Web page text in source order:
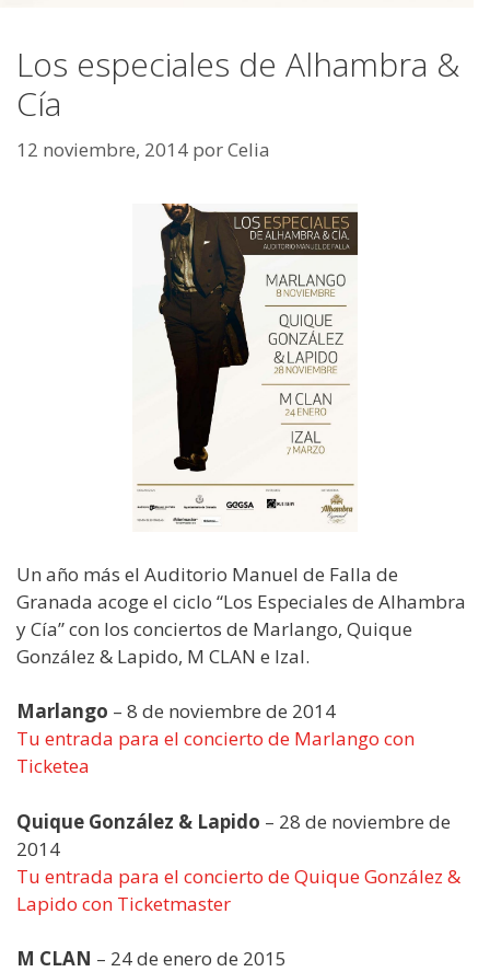
Los especiales de Alhambra &
Cía
12 noviembre, 2014 porCelia
Un año más el Auditorio Manuel de Falla de
Granada acoge el ciclo “Los Especiales de Alhambra
y Cía” con los conciertos de Marlango, Quique
González & Lapido, M CLAN e Izal.
Marlango – 8 de noviembre de 2014
Tu entrada para el concierto de Marlango con
Ticketea
Quique González & Lapido – 28 de noviembre de
2014
Tu entrada para el concierto de Quique González &
Lapido con Ticketmaster
M CLAN – 24 de enero de 2015